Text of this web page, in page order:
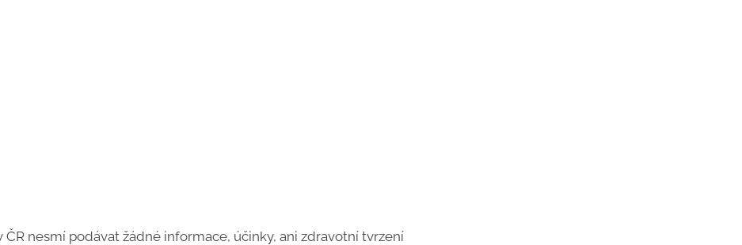
nesmí podávat žádné informace, účinky, ani zdravotní tvrzení